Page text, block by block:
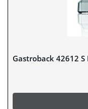
Gastroback 42612 S